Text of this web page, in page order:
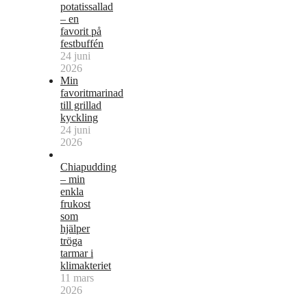
potatissallad
– en
favorit på
festbuffén
24 juni
2026
Min
favoritmarinad
till grillad
kyckling
24 juni
2026
Chiapudding
– min
enkla
frukost
som
hjälper
tröga
tarmar i
klimakteriet
11 mars
2026